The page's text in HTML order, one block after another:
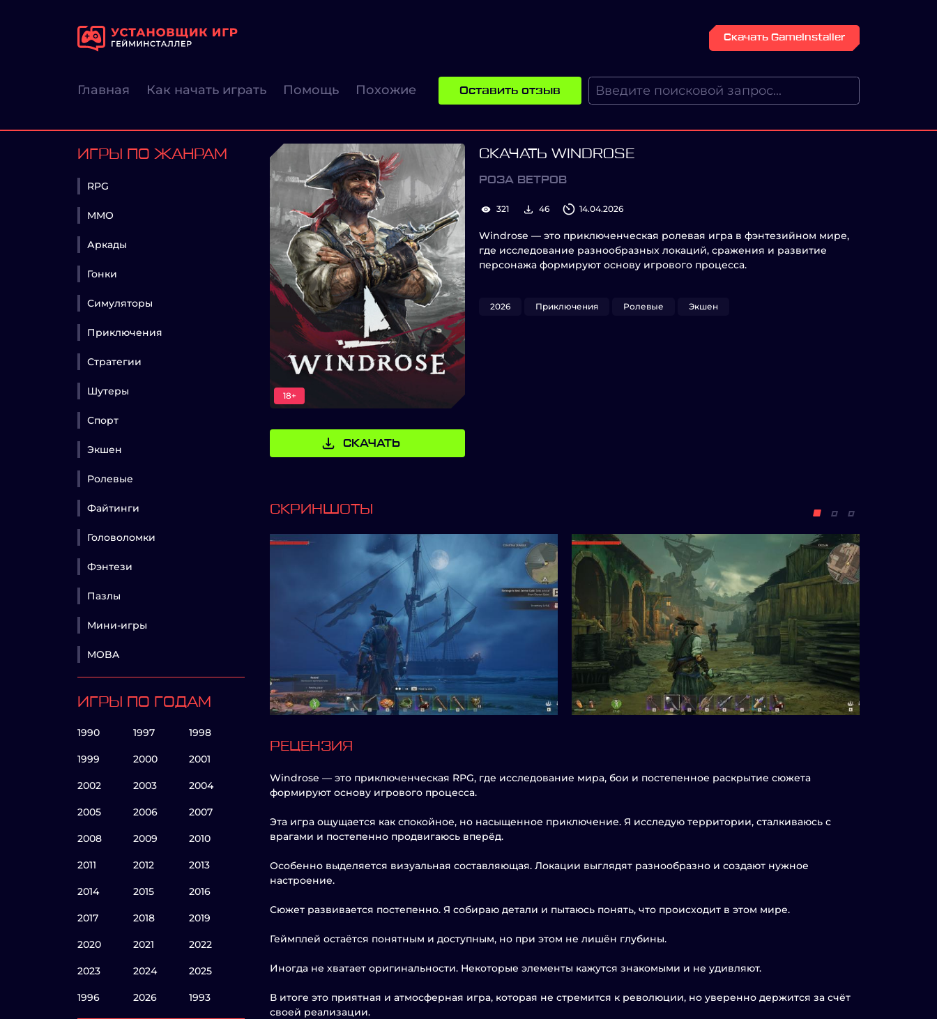
Скачать GameInstaller
Главная Как начать играть Помощь Похожие Оставить отзыв
ИГРЫ ПО ЖАНРАМ
RPG
MMO
Аркады
Гонки
Симуляторы
Приключения
Стратегии
Шутеры
Спорт
Экшен
Ролевые
Файтинги
Головоломки
Фэнтези
Пазлы
Мини-игры
MOBA
ИГРЫ ПО ГОДАМ
1990 1997 1998
1999 2000 2001
2002 2003 2004
2005 2006 2007
2008 2009 2010
2011 2012 2013
2014 2015 2016
2017 2018 2019
2020 2021 2022
2023 2024 2025
1996 2026 1993
18+
СКАЧАТЬ
СКАЧАТЬ WINDROSE
РОЗА ВЕТРОВ
321 46 14.04.2026
Windrose — это приключенческая ролевая игра в фэнтезийном мире,
где исследование разнообразных локаций, сражения и развитие
персонажа формируют основу игрового процесса.
2026 Приключения Ролевые Экшен
СКРИНШОТЫ
РЕЦЕНЗИЯ
Windrose — это приключенческая RPG, где исследование мира, бои и постепенное раскрытие сюжета
формируют основу игрового процесса.
Эта игра ощущается как спокойное, но насыщенное приключение. Я исследую территории, сталкиваюсь с
врагами и постепенно продвигаюсь вперёд.
Особенно выделяется визуальная составляющая. Локации выглядят разнообразно и создают нужное
настроение.
Сюжет развивается постепенно. Я собираю детали и пытаюсь понять, что происходит в этом мире.
Геймплей остаётся понятным и доступным, но при этом не лишён глубины.
Иногда не хватает оригинальности. Некоторые элементы кажутся знакомыми и не удивляют.
В итоге это приятная и атмосферная игра, которая не стремится к революции, но уверенно держится за счёт
своей реализации.